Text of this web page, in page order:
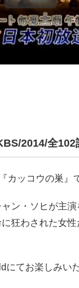
2014/全102
カッコウの巣』
ン・ソヒが主演
狂わされた女
にてお楽しみい